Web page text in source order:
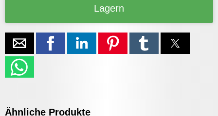
Lagern
Ähnliche Produkte